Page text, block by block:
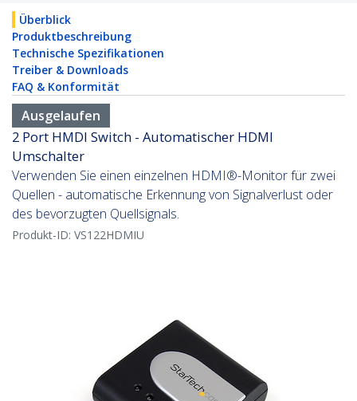
Überblick
Produktbeschreibung
Technische Spezifikationen
Treiber & Downloads
FAQ & Konformität
Ausgelaufen
2 Port HMDI Switch - Automatischer HDMI
Umschalter
Verwenden Sie einen einzelnen HDMI®-Monitor für zwei
Quellen - automatische Erkennung von Signalverlust oder
des bevorzugten Quellsignals.
Produkt-ID: VS122HDMIU